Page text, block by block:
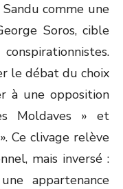
comme une
Soros, cible
le débat du choix
à une opposition
Moldaves » et
Ce clivage relève
mais inversé :
appartenance